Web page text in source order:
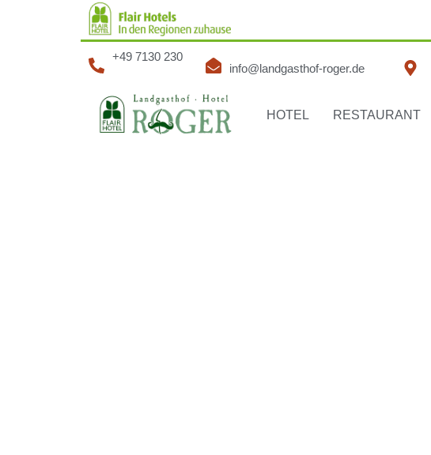
+49 7130 230
info@landgasthof-roger.de
HOTEL RESTAURANT